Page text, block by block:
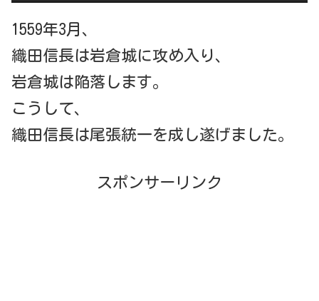
1559年3月、
織田信長は岩倉城に攻め入り、
岩倉城は陥落します。
こうして、
織田信長は尾張統一を成し遂げました。
スポンサーリンク